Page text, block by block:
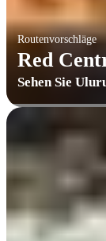
Routenvorschläge
Red
Sehen Sie